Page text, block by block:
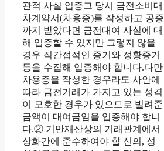
관적 사실 입증그 당시 금전소비대
차계약서(차용증)를 작성하고 공증
까지 받았다면 금전대여 사실에 대
해 입증할 수 있지만 그렇지 않을
경우 직간접적인 증거와 정황증거
등을 수집해 입증해야 합니다.다만
차용증을 작성한 경우라도 사안에
따라 금전거래가 가지고 있는 성격
이 모호한 경우가 있으므로 빌려준
금액이 대여금임을 입증해야 합니
다.② 기만재산상의 거래관계에서
상화간에 준수하여야 할 신의, 성